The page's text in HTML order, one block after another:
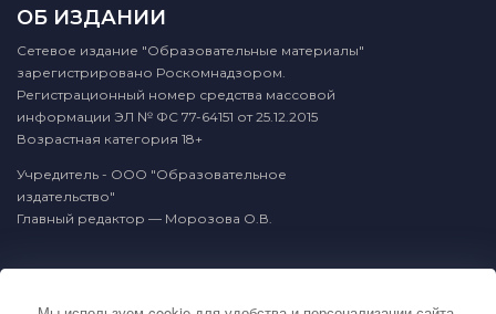
ОБ ИЗДАНИИ
Сетевое издание "Образовательные материалы"
зарегистрировано Роскомнадзором.
Регистрационный номер средства массовой
информации ЭЛ № ФС 77-64151 от 25.12.2015
Возрастная категория 18+
Учредитель - ООО "Образовательное
издательство"
Главный редактор — Морозова О.В.